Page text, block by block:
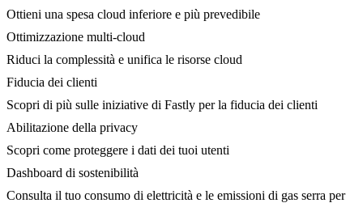
Ottieni una spesa cloud inferiore e più prevedibile
Ottimizzazione multi-cloud
Riduci la complessità e unifica le risorse cloud
Fiducia dei clienti
Scopri di più sulle iniziative di Fastly per la fiducia dei clienti
Abilitazione della privacy
Scopri come proteggere i dati dei tuoi utenti
Dashboard di sostenibilità
Consulta il tuo consumo di elettricità e le emissioni di gas serra per